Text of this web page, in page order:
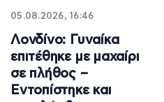
05.08.2026, 16:46
Λονδίνο: Γυναίκα
επιτέθηκε με μαχαίρι
σε πλήθος –
Εντοπίστηκε και